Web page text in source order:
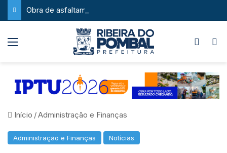
Início /Administração e Finanças
Administração e Finanças Notícias